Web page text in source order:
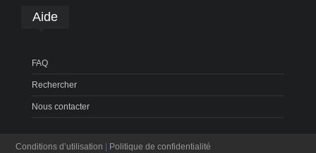
Aide
FAQ
Rechercher
Nous contacter
Conditions d’utilisation
Politique de confidentialité